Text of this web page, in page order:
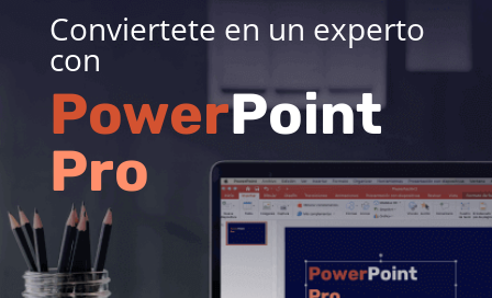
Conviertete en un experto
con
PowerPoint
Pro